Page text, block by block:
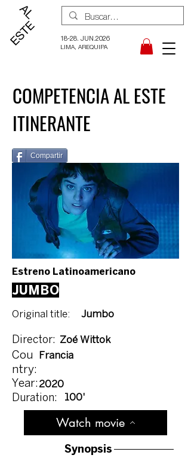
18-28. JUN.2026
LIMA, AREQUIPA
COMPETENCIA AL ESTE
ITINERANTE
Compartir
Estreno Latinoamericano
JUMBO
Original title: Jumbo
Director: Zoé Wittok
Cou
ntry:
Year:
Francia
2020
Duration: 100'
Watch movie
Synopsis